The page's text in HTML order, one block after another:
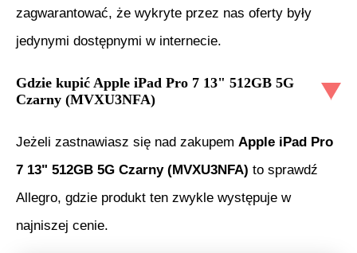
zagwarantować, że wykryte przez nas oferty były
jedynymi dostępnymi w internecie.
Gdzie kupić Apple iPad Pro 7 13" 512GB 5G
Czarny (MVXU3NFA)
Jeżeli zastnawiasz się nad zakupem Apple iPad Pro
7 13" 512GB 5G Czarny (MVXU3NFA) to sprawdź
Allegro, gdzie produkt ten zwykle występuje w
najniszej cenie.